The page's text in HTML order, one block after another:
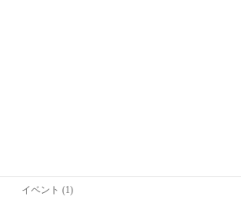
イベント (1)